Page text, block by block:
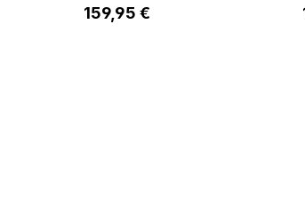
Regulärer Preis:
159,95 €